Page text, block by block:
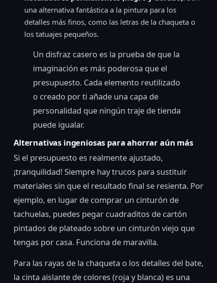
una alternativa fantástica a la pintura para los
detalles más finos, como las letras de la chaqueta o
los tatuajes pequeños.
Un disfraz casero es la prueba de que la
imaginación es más poderosa que el
presupuesto. Cada elemento reutilizado
o creado por ti añade una capa de
personalidad que ningún traje de tienda
puede igualar.
Alternativas ingeniosas para ahorrar aún más
Si el presupuesto es realmente ajustado,
¡tranquilidad! Siempre hay trucos para sustituir
materiales sin que el resultado final se resienta. Por
ejemplo, en lugar de comprar un cinturón de
tachuelas, puedes pegar cuadraditos de cartón
pintados de plateado sobre un cinturón viejo que
tengas por casa. Funciona de maravilla.
Para las rayas de la chaqueta o los detalles del bate,
la cinta aislante de colores (roja y blanca) es una